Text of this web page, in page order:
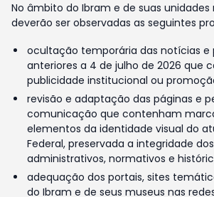
No âmbito do Ibram e de suas unidades
deverão ser observadas as seguintes
ocultação temporária das notícias e
anteriores a 4 de julho de 2026 que
publicidade institucional ou
revisão e adaptação das páginas e
comunicação que contenham
elementos da identidade visual do
Federal, preservada a integridade
administrativos, normativos e
adequação dos portais, sites
do Ibram e de seus museus nas